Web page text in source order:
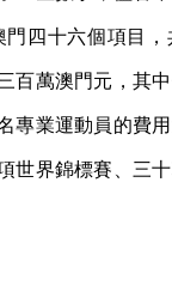
門四十六個項目
百萬澳門元，其
專業運動員的費
世界錦標賽、三